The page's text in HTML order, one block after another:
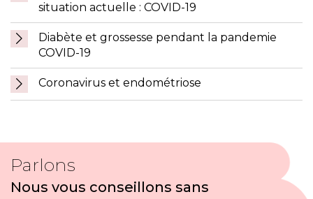
situation actuelle : COVID-19
Diabète et grossesse pendant la pandemie
COVID-19
Coronavirus et endométriose
Parlons
Nous vous conseillons sans